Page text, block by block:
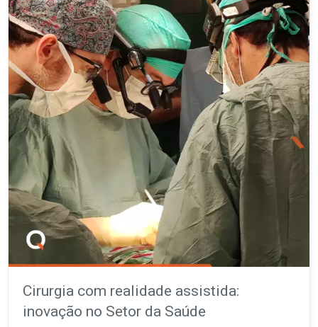
Cirurgia com realidade assistida:
inovação no Setor da Saúde